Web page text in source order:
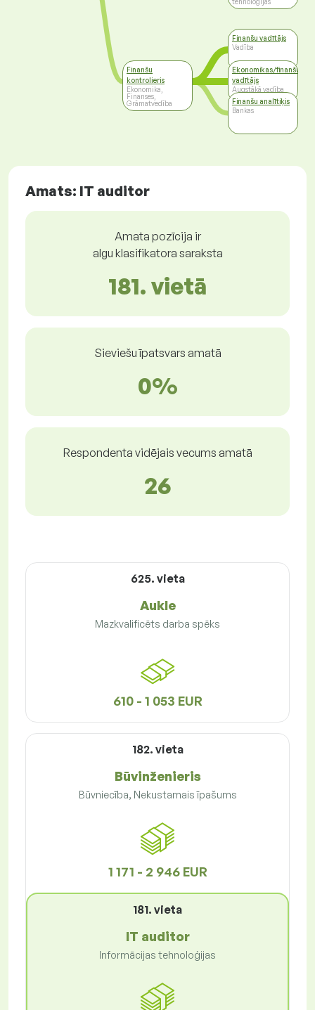
Finanšu
kontrolieris
Ekonomika,
Finanses,
Grāmatvedība
Finanšu vadītājs
Vadība
Ekonomikas/finanšu
vadītājs
Augstākā vadība
Finanšu analītiķis
Bankas
Amats: IT auditor
Amata pozīcija ir
algu klasifikatora saraksta
181. vietā
Sieviešu īpatsvars amatā
0%
Respondenta vidējais vecums amatā
26
625. vieta
Aukle
Mazkvalificēts darba spēks
610 - 1 053 EUR
182. vieta
Būvinženieris
Būvniecība, Nekustamais īpašums
1 171 - 2 946 EUR
181. vieta
IT auditor
Informācijas tehnoloģijas